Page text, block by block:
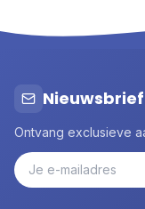
Nieuwsbrief
Ontvang exclusieve